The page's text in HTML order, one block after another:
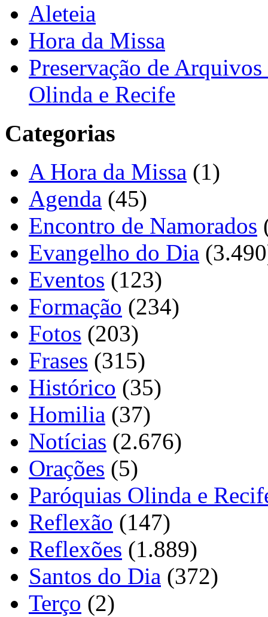
Aleteia
Hora da Missa
Preservação de
Olinda e Recife
Categorias
A Hora da Missa (1)
Agenda (45)
Encontro de Namorados
Evangelho do Dia
Eventos (123)
Formação (234)
Fotos (203)
Frases (315)
Histórico (35)
Homilia (37)
Notícias (2.676)
Orações (5)
Paróquias Olinda e
Reflexão (147)
Reflexões (1.889)
Santos do Dia (372)
Terço (2)